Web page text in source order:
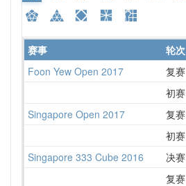
赛事 轮次
Foon Yew Open 2017
复赛
初赛
Singapore Open 2017 复赛
初赛
Singapore 333 Cube 2016 决赛
复赛